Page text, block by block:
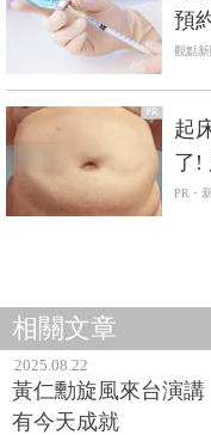
預
觀點新
PR
起
了!
PR・
相關文章
2025.08.22
黃仁勳旋風來台演
有今天成就